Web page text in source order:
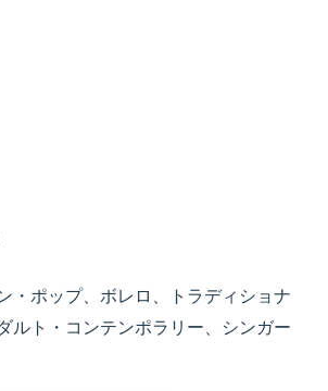
・ポップ、ボレロ、トラディショナ
ルト・コンテンポラリー、シンガー